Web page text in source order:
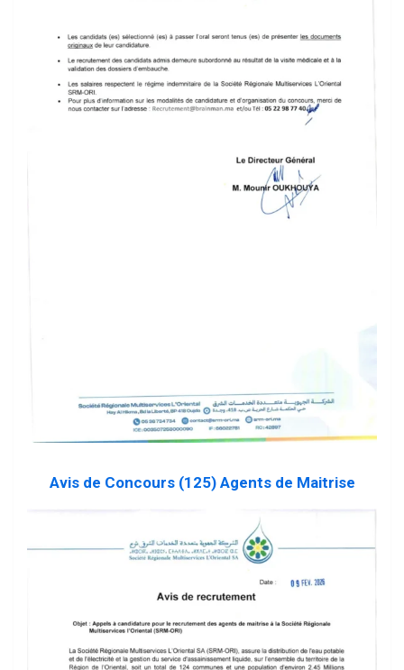
Avis de Concours (125) Agents de Maitrise